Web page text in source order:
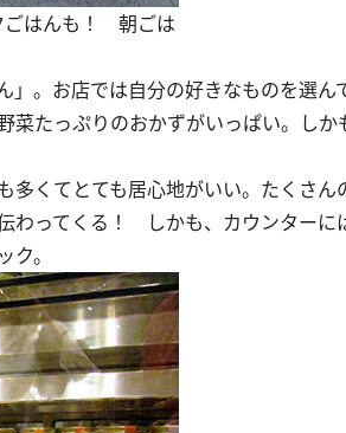
ごはんも！ 朝ごは
。お店では自分の好きなものを選ん
たっぷりのおかずがいっぱい。し
くてとても居心地がいい。たくさん
ってくる！ しかも、カウンターに
。